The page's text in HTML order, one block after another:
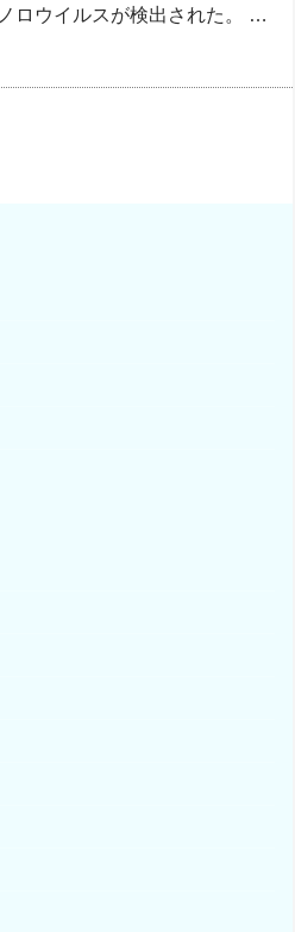
ロウイルスが検出された。 …